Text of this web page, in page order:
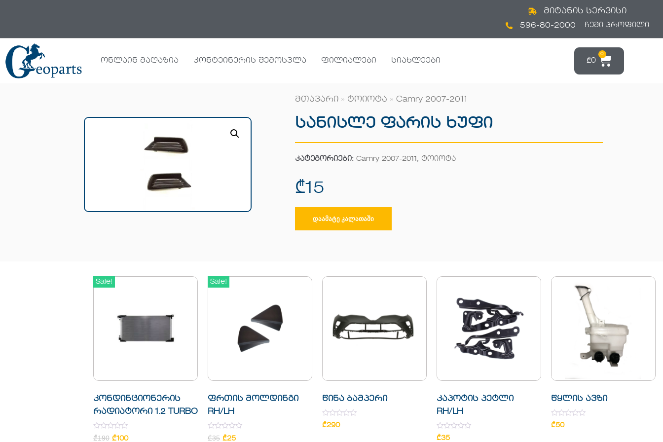
content
მიტანის სერვისი
596-80-2000
ᲩᲔᲛᲘ ᲞᲠᲝᲤᲘᲚᲘ
ონლაინ მაღაზია კონტეინერის შემოსვლა ფილიალები სიახლეები ₾0
0
მთავარი » ტოიოტა » Camry 2007-2011
Სანისლე Ფარის Ხუფი
კატეგორიები: Camry 2007-2011 , ტოიოტა
₾15
ᲓᲐᲐᲛᲐᲢᲔ ᲙᲐᲚᲐᲗᲐᲨᲘ
Sale!
კონდინციონერის
რადიატორი 1.2 TURBO
Rated
₾190 ₾100
Sale!
ფრთის მოლდინგი
RH/LH
Rated
₾35 ₾25
წინა ბამპერი
Rated
0
₾290
კაპოტის პეტლი
RH/LH
Rated
₾35
წყლის ავზი
Rated
0
₾50